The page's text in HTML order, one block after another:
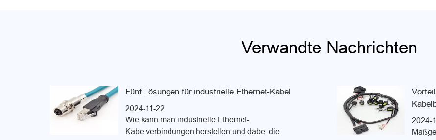
Verwandte Nachrichten
Fünf Lösungen für industrielle Ethernet-Kabel
2024-11-22
Wie kann man industrielle Ethernet-
Kabelverbindungen herstellen und dabei die
2024-